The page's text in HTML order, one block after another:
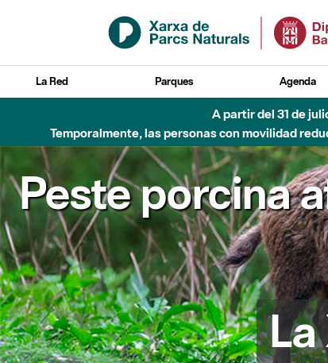
Saltar al contenido principal
La Red Parques Agenda
A partir del 31 de
Temporalmente, las personas con movilidad
Peste porcina